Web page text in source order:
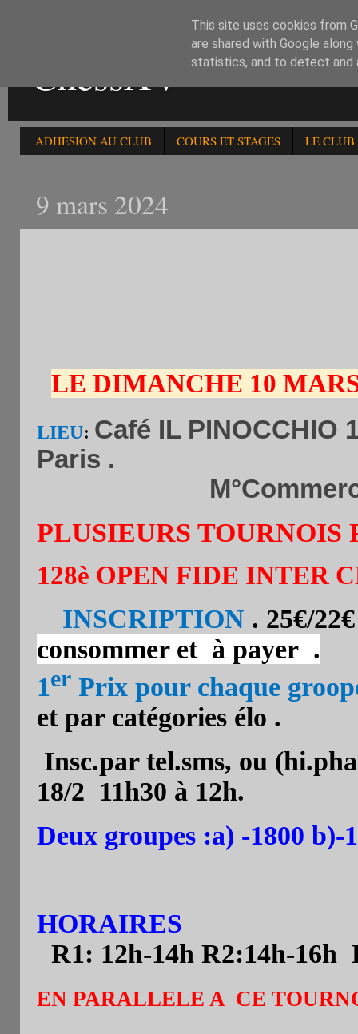
ChessXV
ADHESION AU CLUB COURS ET STAGES LE CLUB
9 mars 2024
LE DIMANCHE 10
LIEU: Café IL PINOCCHIO
Paris .
PLUSIEURS TOURNOIS
128è OPEN FIDE INTER
INSCRIPTION . 25€/
consommer et à payer .
1er Prix pour chaque
et par catégories élo .
Insc.par tel.sms, ou
18/2 11h30 à 12h.
Deux groupes :a) -1800 b)-
HORAIRES
R1: 12h-14h R2:14h-16h
EN PARALLELE A CE
This site uses cookies from
are shared with Google
statistics, and to detect and